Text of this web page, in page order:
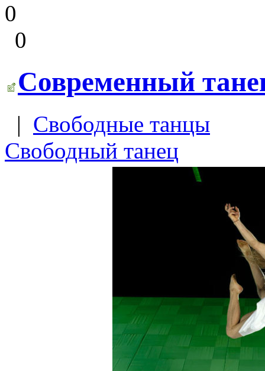
0
0
Современный
| Свободные танцы
Свободный танец